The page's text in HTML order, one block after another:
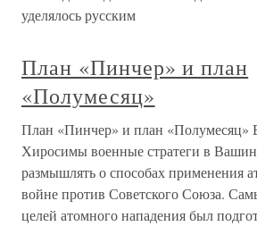
уделялось русским
План «Пинчер» и план
«Полумесяц»
План «Пинчер» и план «Полумесяц»
Хиросимы военные стратеги в
размышлять о способах применения
войне против Советского Союза.
целей атомного нападения был